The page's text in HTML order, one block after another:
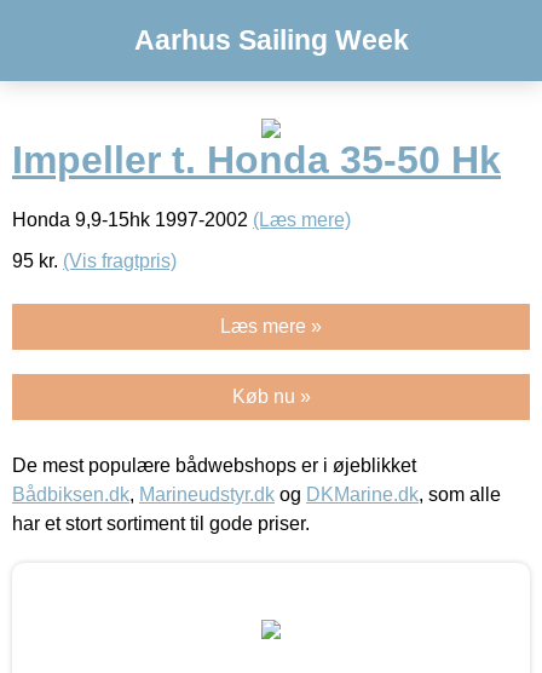
Aarhus Sailing Week
Impeller t. Honda 35-50 Hk
Honda 9,9-15hk 1997-2002 (Læs mere)
95 kr. (Vis fragtpris)
Læs mere »
Køb nu »
De mest populære bådwebshops er i øjeblikket
Bådbiksen.dk, Marineudstyr.dk og DKMarine.dk, som alle
har et stort sortiment til gode priser.